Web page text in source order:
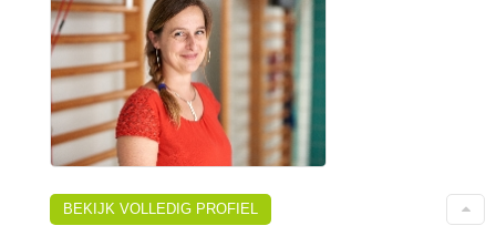
BEKIJK VOLLEDIG PROFIEL